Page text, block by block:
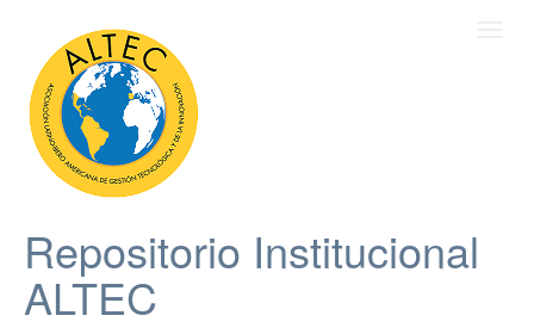
Repositorio Institucional
ALTEC